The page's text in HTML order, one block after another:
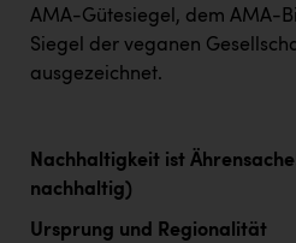
AMA-Gütesiegel, dem AMA-
Siegel der veganen
ausgezeichnet.
Nachhaltigkeit ist
nachhaltig)
Ursprung und Regionalität